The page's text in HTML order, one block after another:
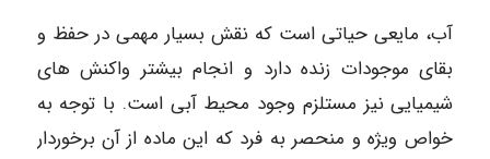
آب، مایعی حیاتی است که نقش بسیار مهمی در حفظ و
بقای موجودات زنده دارد و انجام بیشتر واکنش های
شیمیایی نیز مستلزم وجود محیط آبی است. با توجه به
خواص ویژه و منحصر به فرد که این ماده از آن برخوردار